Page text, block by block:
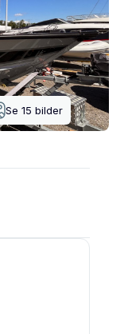
Se 15 bilder